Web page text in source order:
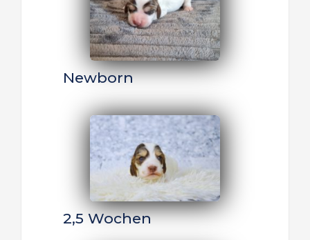
Newborn
2,5 Wochen